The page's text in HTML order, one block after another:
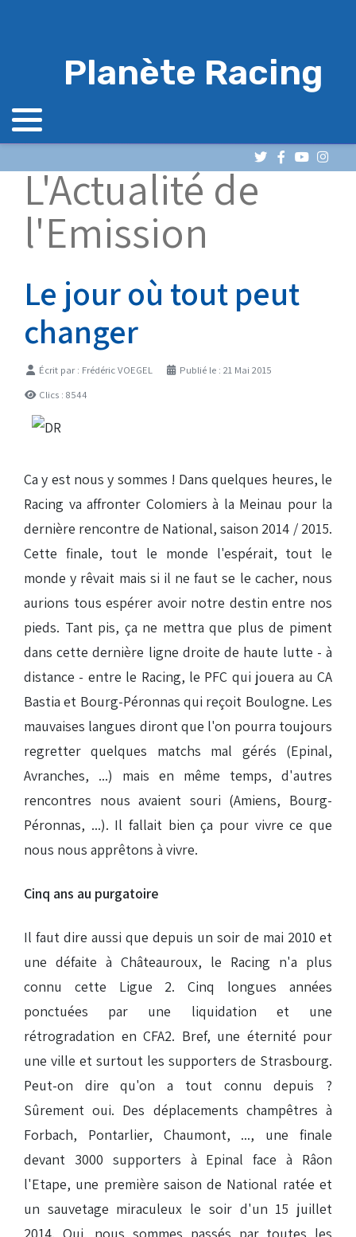
Planète Racing
L'Actualité de
l'Emission
Le jour où tout peut
changer
DétailsÉcrit par : Frédéric VOEGEL
Publié le : 21 Mai 2015
Clics : 8544
Ca y est nous y sommes ! Dans quelques heures, le
Racing va affronter Colomiers à la Meinau pour la
dernière rencontre de National, saison 2014 / 2015.
Cette finale, tout le monde l'espérait, tout le
monde y rêvait mais si il ne faut se le cacher, nous
aurions tous espérer avoir notre destin entre nos
pieds. Tant pis, ça ne mettra que plus de piment
dans cette dernière ligne droite de haute lutte - à
distance - entre le Racing, le PFC qui jouera au CA
Bastia et Bourg-Péronnas qui reçoit Boulogne. Les
mauvaises langues diront que l'on pourra toujours
regretter quelques matchs mal gérés (Epinal,
Avranches, ...) mais en même temps, d'autres
rencontres nous avaient souri (Amiens, Bourg-
Péronnas, ...). Il fallait bien ça pour vivre ce que
nous nous apprêtons à vivre.
Cinq ans au purgatoire
Il faut dire aussi que depuis un soir de mai 2010 et
une défaite à Châteauroux, le Racing n'a plus
connu cette Ligue 2. Cinq longues années
ponctuées par une liquidation et une
rétrogradation en CFA2. Bref, une éternité pour
une ville et surtout les supporters de Strasbourg.
Peut-on dire qu'on a tout connu depuis ?
Sûrement oui. Des déplacements champêtres à
Forbach, Pontarlier, Chaumont, ..., une finale
devant 3000 supporters à Epinal face à Râon
l'Etape, une première saison de National ratée et
un sauvetage miraculeux le soir d'un 15 juillet